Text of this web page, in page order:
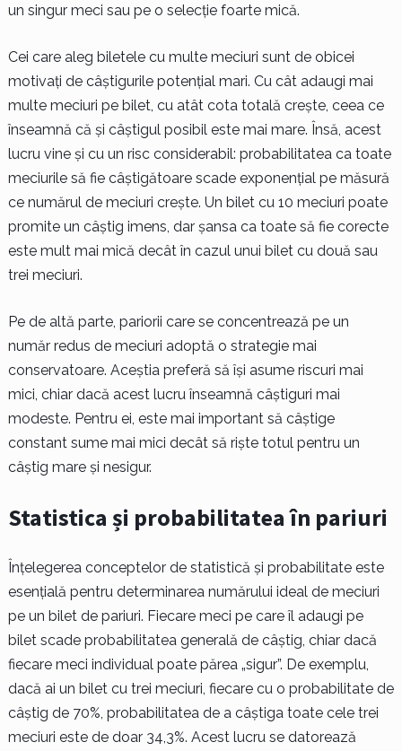
un singur meci sau pe o selecție foarte mică.
Cei care aleg biletele cu multe meciuri sunt de obicei
motivați de câștigurile potențial mari. Cu cât adaugi mai
multe meciuri pe bilet, cu atât cota totală crește, ceea ce
înseamnă că și câștigul posibil este mai mare. Însă, acest
lucru vine și cu un risc considerabil: probabilitatea ca toate
meciurile să fie câștigătoare scade exponențial pe măsură
ce numărul de meciuri crește. Un bilet cu 10 meciuri poate
promite un câștig imens, dar șansa ca toate să fie corecte
este mult mai mică decât în cazul unui bilet cu două sau
trei meciuri.
Pe de altă parte, pariorii care se concentrează pe un
număr redus de meciuri adoptă o strategie mai
conservatoare. Aceștia preferă să își asume riscuri mai
mici, chiar dacă acest lucru înseamnă câștiguri mai
modeste. Pentru ei, este mai important să câștige
constant sume mai mici decât să riște totul pentru un
câștig mare și nesigur.
Statistica și probabilitatea în pariuri
Înțelegerea conceptelor de statistică și probabilitate este
esențială pentru determinarea numărului ideal de meciuri
pe un bilet de pariuri. Fiecare meci pe care îl adaugi pe
bilet scade probabilitatea generală de câștig, chiar dacă
fiecare meci individual poate părea „sigur”. De exemplu,
dacă ai un bilet cu trei meciuri, fiecare cu o probabilitate de
câștig de 70%, probabilitatea de a câștiga toate cele trei
meciuri este de doar 34,3%. Acest lucru se datorează